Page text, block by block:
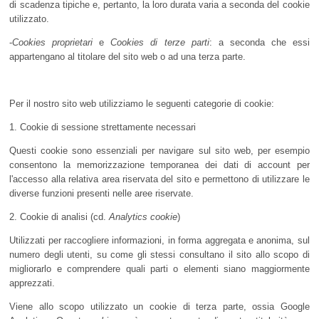
di scadenza tipiche e, pertanto, la loro durata varia a seconda del cookie
utilizzato.
-Cookies proprietari eCookies di terze parti: a seconda che essi
appartengano al titolare del sito web o ad una terza parte.
Per il nostro sito web utilizziamo le seguenti categorie di cookie:
1. Cookie di sessione strettamente necessari
Questi cookie sono essenziali per navigare sul sito web, per esempio
consentono la memorizzazione temporanea dei dati di account per
l'accesso alla relativa area riservata del sito e permettono di utilizzare le
diverse funzioni presenti nelle aree riservate.
2. Cookie di analisi (cd.Analytics cookie)
Utilizzati per raccogliere informazioni, in forma aggregata e anonima, sul
numero degli utenti, su come gli stessi consultano il sito allo scopo di
migliorarlo e comprendere quali parti o elementi siano maggiormente
apprezzati.
Viene allo scopo utilizzato un cookie di terza parte, ossia Google